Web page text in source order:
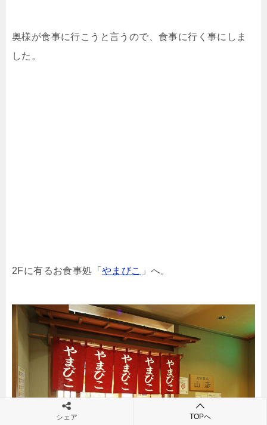
奥様が食事に行こうと言うので、食事に行く事にしま
した。
2Fに有るお食事処「 やまびこ 」へ。
シェア TOPへ